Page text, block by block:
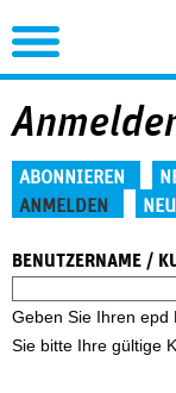
Haupt-Reiter
ABONNIEREN
ANMELDEN
BENUTZERNAME /
Geben Sie Ihren epd
Sie bitte Ihre gültige